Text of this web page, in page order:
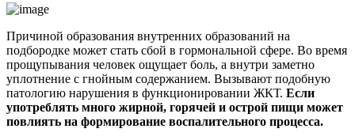
Причиной образования внутренних образований на
подбородке может стать сбой в гормональной сфере. Во время
прощупывания человек ощущает боль, а внутри заметно
уплотнение с гнойным содержанием. Вызывают подобную
патологию нарушения в функционировании ЖКТ. Если
употреблять много жирной, горячей и острой пищи может
повлиять на формирование воспалительного процесса.